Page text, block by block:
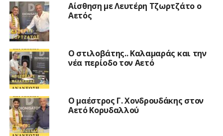
Αίσθηση με Λευτέρη Τζωρτζάτο ο
Αετός
Ο στιλοβάτης.. Καλαμαράς και την
νέα περίοδο τον Αετό
Ο μαέστρος Γ. Χονδρουδάκης στον
Αετό Κορυδαλλού